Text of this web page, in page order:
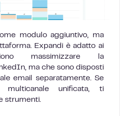
modulo aggiuntivo, ma
Expandi è adatto ai
massimizzare la
ma che sono disposti
email separatamente. Se
multicanale unificata, ti
strumenti.